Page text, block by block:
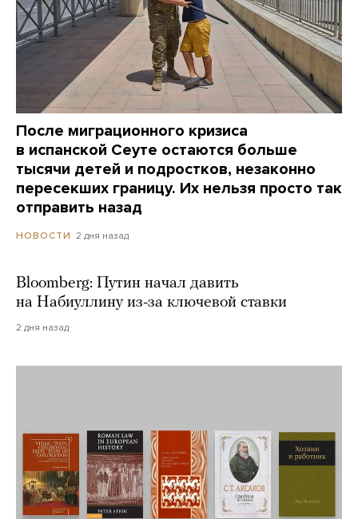
После миграционного кризиса
в испанской Сеуте остаются больше
тысячи детей и подростков, незаконно
пересекших границу. Их нельзя просто так
отправить назад
НОВОСТИ 2 дня назад
Bloomberg: Путин начал давить
на Набиуллину из-за ключевой ставки
2 дня назад